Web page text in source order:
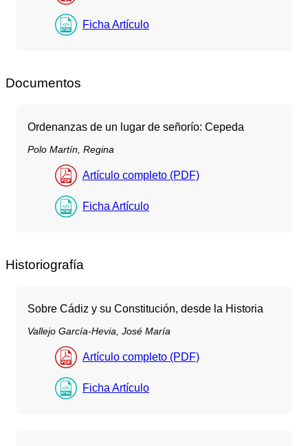
Ficha Artículo
Documentos
Ordenanzas de un lugar de señorío: Cepeda
Polo Martín, Regina
Artículo completo (PDF)
Ficha Artículo
Historiografía
Sobre Cádiz y su Constitución, desde la Historia
Vallejo García-Hevia, José María
Artículo completo (PDF)
Ficha Artículo